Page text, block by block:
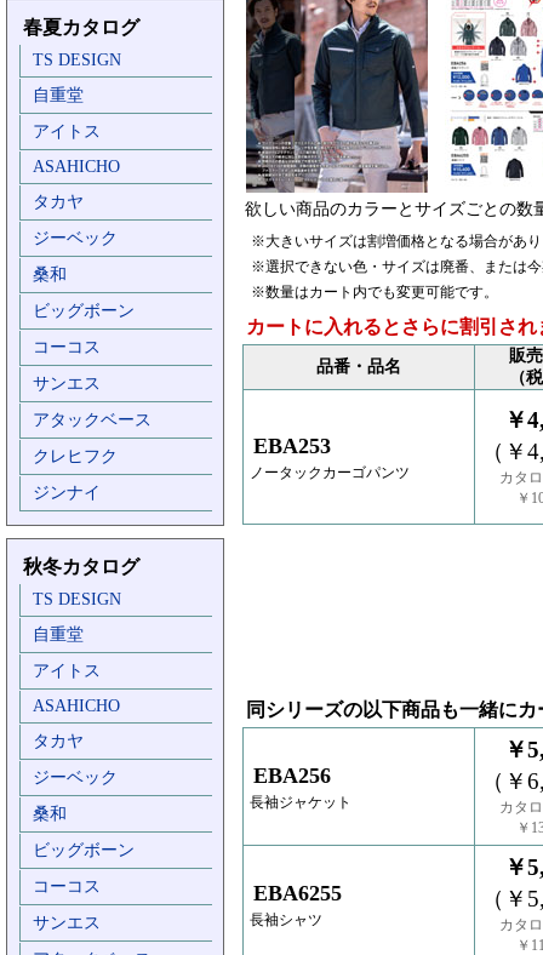
春夏カタログ
TS DESIGN
自重堂
アイトス
ASAHICHO
タカヤ
ジーベック
桑和
ビッグボーン
コーコス
サンエス
アタックベース
クレヒフク
ジンナイ
秋冬カタログ
TS DESIGN
自重堂
アイトス
ASAHICHO
タカヤ
ジーベック
桑和
ビッグボーン
コーコス
サンエス
欲しい商品のカラーとサイズごとの数
※大きいサイズは割増価格となる場合があ
※選択できない色・サイズは廃番、または
※数量はカート内でも変更可能です。
カートに入れるとさらに割引され
品番・品名
販
（
EBA253
ノータックカーゴパンツ
￥
（￥
カタ
￥
同シリーズの以下商品も一緒に
EBA256
長袖ジャケット
￥
（￥
カタ
￥
EBA6255
長袖シャツ
￥
（￥
カタ
￥